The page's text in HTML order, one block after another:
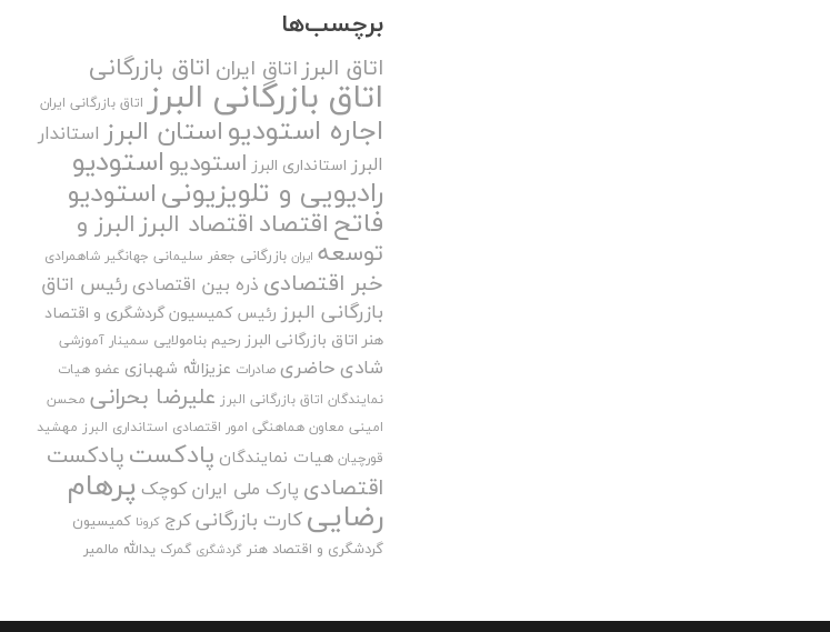
برچسب‌ها
اتاق البرزاتاق ایران اتاق بازرگانی
اتاق بازرگانی البرز اتاق بازرگانی ایران
اجاره استودیواستان البرز استاندار
البرز استانداری البرز استودیواستودیو
رادیویی و تلویزیونیاستودیو
فاتحاقتصاداقتصاد البرزالبرز و
توسعه ایران بازرگانی جعفر سلیمانی جهانگیر شاهمرادی
خبر اقتصادی ذره بین اقتصادی رئیس اتاق
بازرگانی البرز رئیس کمیسیون گردشگری و اقتصاد
هنر اتاق بازرگانی البرز رحیم بنامولایی سمینار آموزشی
شادی حاضری صادرات عزیزالله شهبازی عضو هیات
نمایندگان اتاق بازرگانی البرز علیرضا بحرانی محسن
امینی معاون هماهنگی امور اقتصادی استانداری البرز مهشید
قورچیان هیات نمایندگان پادکستپادکست
اقتصادی پارک ملی ایران کوچک پرهام
رضاییکارت بازرگانیکرج کرونا کمیسیون
گردشگری و اقتصاد هنر گردشگری گمرک یدالله مالمیر